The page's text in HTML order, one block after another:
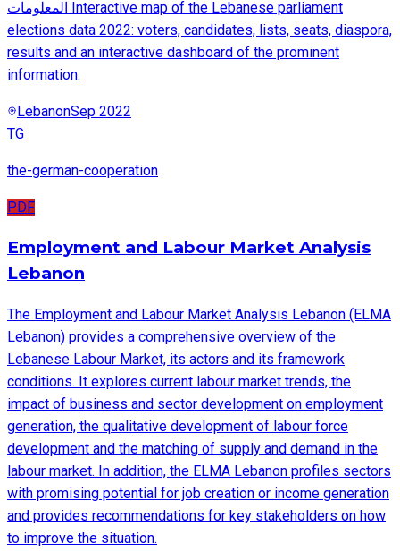
المعلومات Interactive map of the Lebanese parliament
elections data 2022: voters, candidates, lists, seats, diaspora,
results and an interactive dashboard of the prominent
information.
LebanonSep 2022
TG
the-german-cooperation
PDF
Employment and Labour Market Analysis
Lebanon
The Employment and Labour Market Analysis Lebanon (ELMA
Lebanon) provides a comprehensive overview of the
Lebanese Labour Market, its actors and its framework
conditions. It explores current labour market trends, the
impact of business and sector development on employment
generation, the qualitative development of labour force
development and the matching of supply and demand in the
labour market. In addition, the ELMA Lebanon profiles sectors
with promising potential for job creation or income generation
and provides recommendations for key stakeholders on how
to improve the situation.